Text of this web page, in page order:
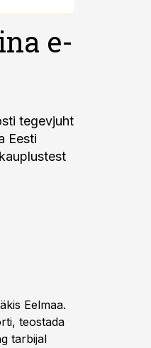
e-
tegevjuht
Eesti
Eelmaa.
teostada
tarbijal